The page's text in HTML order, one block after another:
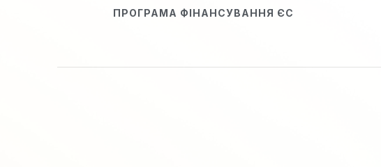
ПРОГРАМА ФІНАНСУВАННЯ ЄС